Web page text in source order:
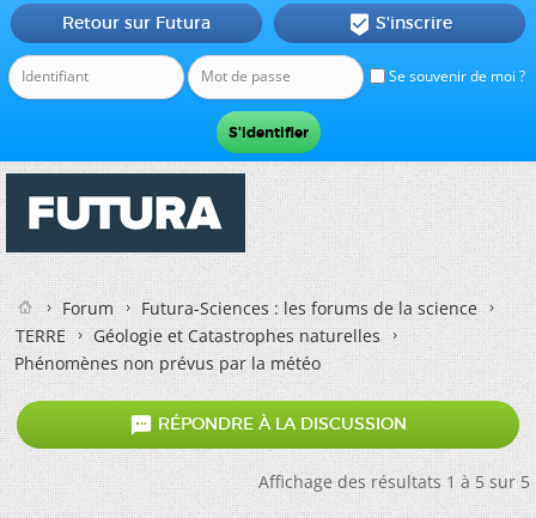
Se souvenir de moi ?
Retour sur Futura  S'inscrire
Forum
Futura-Sciences : les forums de la science
TERRE
Géologie et Catastrophes naturelles
Phénomènes non prévus par la météo
 RÉPONDRE À LA DISCUSSION
Affichage des résultats 1 à 5 sur 5